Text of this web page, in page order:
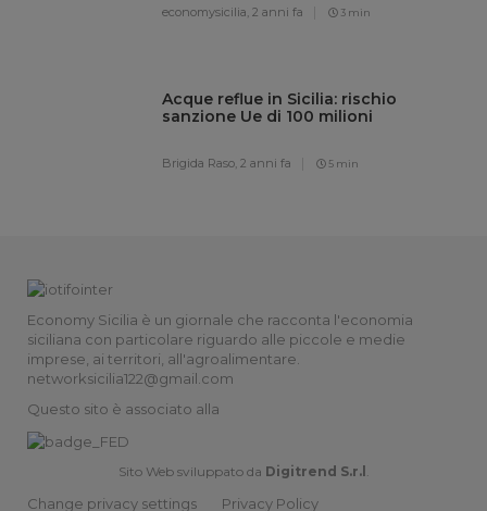
economysicilia,2 anni fa 3 min
Acque reflue in Sicilia: rischio
sanzione Ue di 100 milioni
Brigida Raso,2 anni fa 5 min
Economy Sicilia è un giornale che racconta l'economia
siciliana con particolare riguardo alle piccole e medie
imprese, ai territori, all'agroalimentare.
networksicilia122@gmail.com
Questo sito è associato alla
Sito Web sviluppato da Digitrend S.r.l
Change privacy settings Privacy Policy